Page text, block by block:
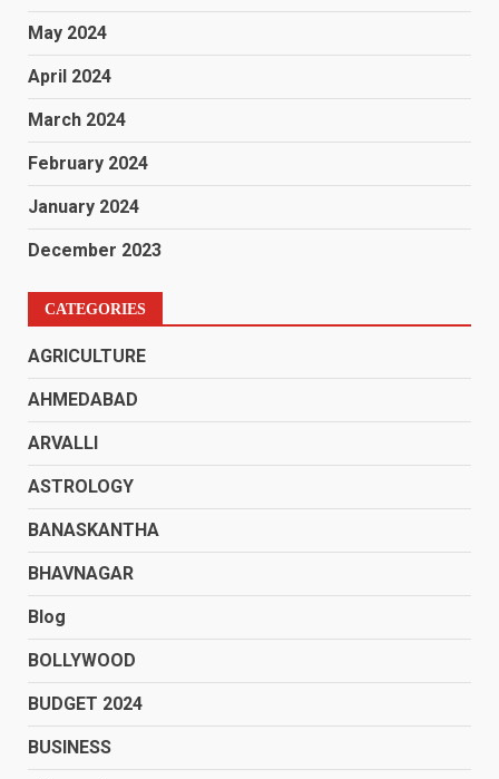
May 2024
April 2024
March 2024
February 2024
January 2024
December 2023
CATEGORIES
AGRICULTURE
AHMEDABAD
ARVALLI
ASTROLOGY
BANASKANTHA
BHAVNAGAR
Blog
BOLLYWOOD
BUDGET 2024
BUSINESS